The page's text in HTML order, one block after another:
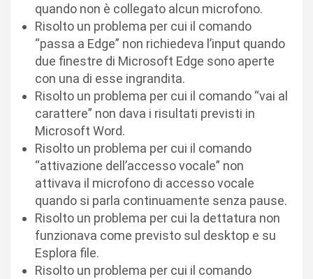
quando non è collegato alcun microfono.
Risolto un problema per cui il comando
“passa a Edge” non richiedeva l’input quando
due finestre di Microsoft Edge sono aperte
con una di esse ingrandita.
Risolto un problema per cui il comando “vai al
carattere” non dava i risultati previsti in
Microsoft Word.
Risolto un problema per cui il comando
“attivazione dell’accesso vocale” non
attivava il microfono di accesso vocale
quando si parla continuamente senza pause.
Risolto un problema per cui la dettatura non
funzionava come previsto sul desktop e su
Esplora file.
Risolto un problema per cui il comando